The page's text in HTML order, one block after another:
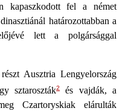
kapaszkodott fel a német
határozottabban a
lett a polgársággal
Ausztria Lengyelország
sztaroszták2és vajdák, a
Czartoryskiak elárulták